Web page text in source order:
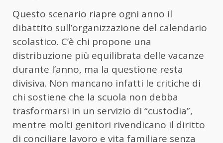
Questo scenario riapre ogni anno il
dibattito sull’organizzazione del calendario
scolastico. C’è chi propone una
distribuzione più equilibrata delle vacanze
durante l’anno, ma la questione resta
divisiva. Non mancano infatti le critiche di
chi sostiene che la scuola non debba
trasformarsi in un servizio di “custodia”,
mentre molti genitori rivendicano il diritto
di conciliare lavoro e vita familiare senza